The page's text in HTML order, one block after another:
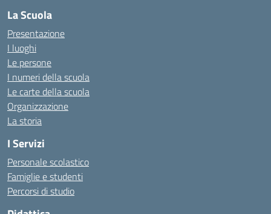
La Scuola
Presentazione
I luoghi
Le persone
I numeri della scuola
Le carte della scuola
Organizzazione
La storia
I Servizi
Personale scolastico
Famiglie e studenti
Percorsi di studio